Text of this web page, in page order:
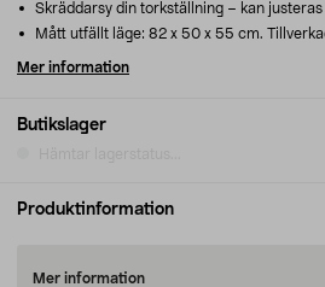
Butikslager
Skräddarsy din torkställning – kan justeras
Mått utfällt läge: 82 x 50 x 55 cm.
Mer information
Produktinformation
Mer information